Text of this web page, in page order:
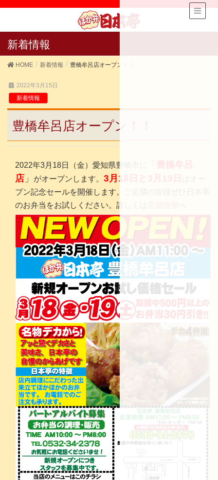
新着情報
HOME 新着情報 豊橋牟呂店オープン！！
2022年3月15日
新着情報
豊橋牟呂店オープン！！
2022年3月18日（金）愛知県豊橋市に
豊橋牟呂
店 」 がオープンします。 3月18日と3月19日
プン記念セールを開催します。ご近隣の皆様ぜひ日本亭
のお弁当をお試しください。詳しくは